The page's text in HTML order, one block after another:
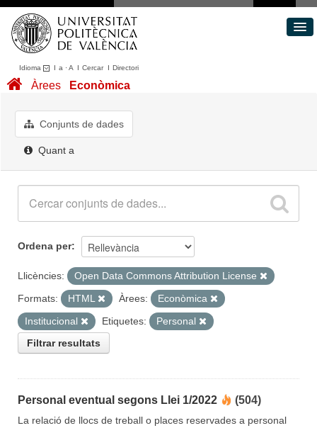
Idioma I a ·A I CercarI Directori
Conjunts de dades
Quant a
Àrees Econòmica
Conjunts de dades
Quant a
Ordena per
Llicències:
Open Data Commons Attribution License
Formats:
HTML Àrees:
Econòmica
Institucional
Etiquetes:
Personal
Filtrar resultats
Personal eventual segons Llei 1/2022 (504)
La relació de llocs de treball o places reservades a personal